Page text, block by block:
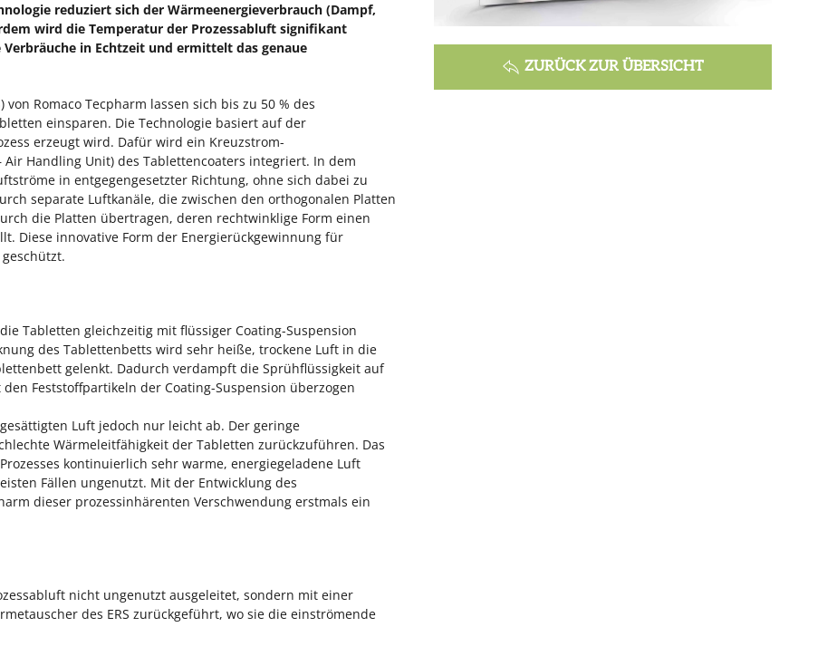
reduziert sich der Wärmeenergieverbrauch (Dampf,
wird die Temperatur der Prozessabluft signifikant
in Echtzeit und ermittelt das genaue
Romaco Tecpharm lassen sich bis zu 50 % des
einsparen. Die Technologie basiert auf der
erzeugt wird. Dafür wird ein Kreuzstrom-
Handling Unit) des Tablettencoaters integriert. In dem
in entgegengesetzter Richtung, ohne sich dabei zu
separate Luftkanäle, die zwischen den orthogonalen Platten
die Platten übertragen, deren rechtwinklige Form einen
Diese innovative Form der Energierückgewinnung für
Tabletten gleichzeitig mit flüssiger Coating-Suspension
des Tablettenbetts wird sehr heiße, trockene Luft in die
gelenkt. Dadurch verdampft die Sprühflüssigkeit auf
Feststoffpartikeln der Coating-Suspension überzogen
Luft jedoch nur leicht ab. Der geringe
Wärmeleitfähigkeit der Tabletten zurückzuführen. Das
kontinuierlich sehr warme, energiegeladene Luft
Fällen ungenutzt. Mit der Entwicklung des
dieser prozessinhärenten Verschwendung erstmals ein
nicht ungenutzt ausgeleitet, sondern mit einer
des ERS zurückgeführt, wo sie die einströmende
ZURÜCK ZUR ÜBERSICHT